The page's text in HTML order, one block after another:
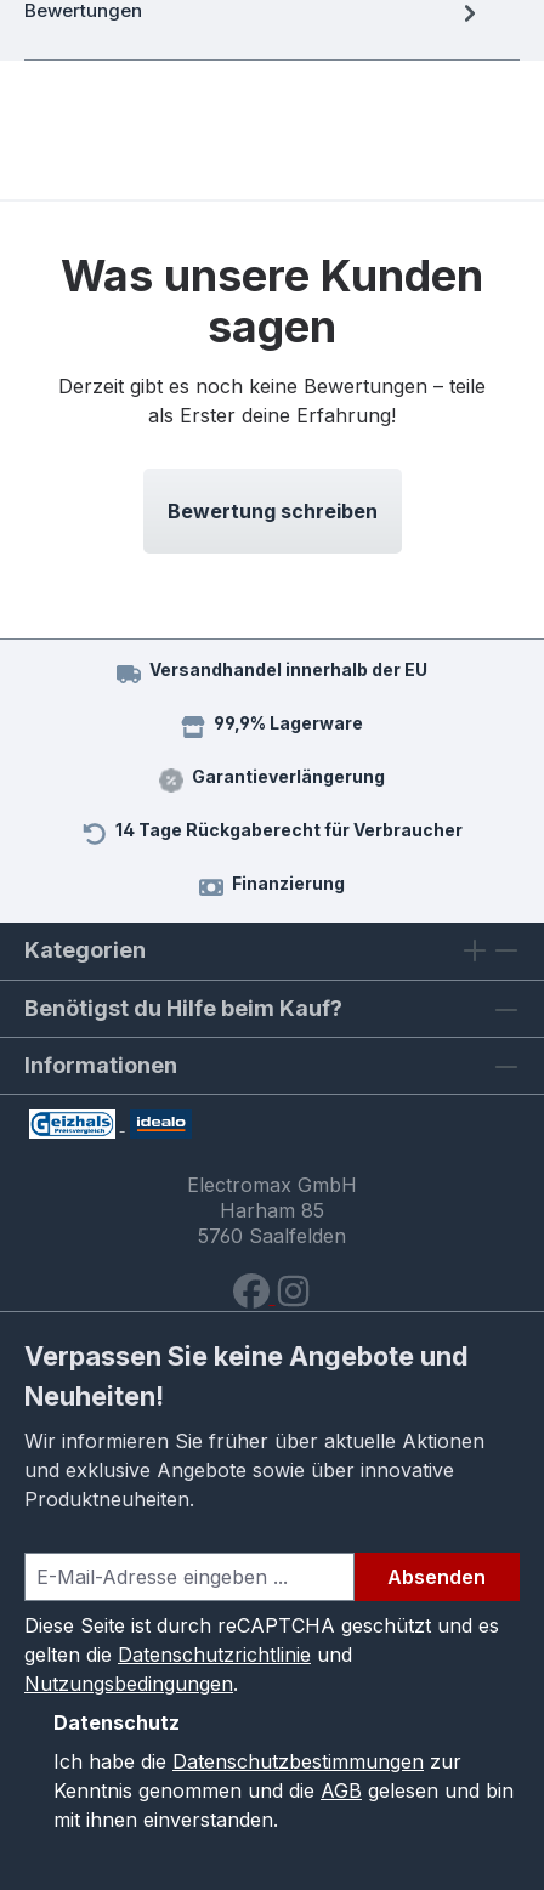
Bewertungen
Was unsere Kunden
sagen
Derzeit gibt es noch keine Bewertungen – teile
als Erster deine Erfahrung!
Bewertung schreiben
Versandhandel innerhalb der EU
99,9% Lagerware
Garantieverlängerung
14 Tage Rückgaberecht für Verbraucher
Finanzierung
Kategorien
Benötigst du Hilfe beim Kauf?
Informationen
Electromax GmbH
Harham 85
5760 Saalfelden
Verpassen Sie keine Angebote und
Neuheiten!
Wir informieren Sie früher über aktuelle Aktionen
und exklusive Angebote sowie über innovative
Produktneuheiten.
Absenden
Diese Seite ist durch reCAPTCHA geschützt und es
gelten die Datenschutzrichtlinie und
Nutzungsbedingungen.
Datenschutz
Ich habe die Datenschutzbestimmungen zur
Kenntnis genommen und die AGB gelesen und bin
mit ihnen einverstanden.